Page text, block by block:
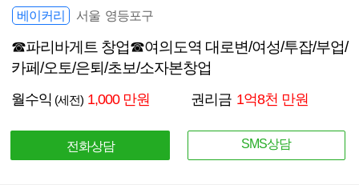
베이커리 서울 영등포구
☎파리바게트 창업☎여의도역 대로변/여성/투잡/부업/
카페/오토/은퇴/초보/소자본창업
월수익 (세전) 1,000 만원 권리금 1억8천 만원
전화상담 SMS상담